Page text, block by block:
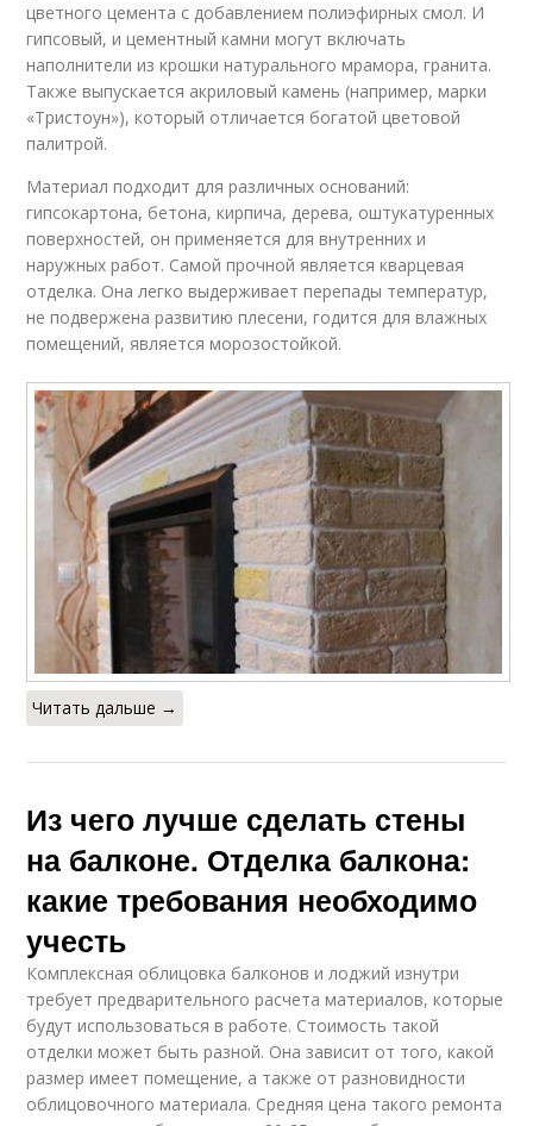
цветного цемента с добавлением полиэфирных смол. И
гипсовый, и цементный камни могут включать
наполнители из крошки натурального мрамора, гранита.
Также выпускается акриловый камень (например, марки
«Тристоун»), который отличается богатой цветовой
палитрой.
Материал подходит для различных оснований:
гипсокартона, бетона, кирпича, дерева, оштукатуренных
поверхностей, он применяется для внутренних и
наружных работ. Самой прочной является кварцевая
отделка. Она легко выдерживает перепады температур,
не подвержена развитию плесени, годится для влажных
помещений, является морозостойкой.
Читать дальше →
Из чего лучше сделать стены
на балконе. Отделка балкона:
какие требования необходимо
учесть
Комплексная облицовка балконов и лоджий изнутри
требует предварительного расчета материалов, которые
будут использоваться в работе. Стоимость такой
отделки может быть разной. Она зависит от того, какой
размер имеет помещение, а также от разновидности
облицовочного материала. Средняя цена такого ремонта